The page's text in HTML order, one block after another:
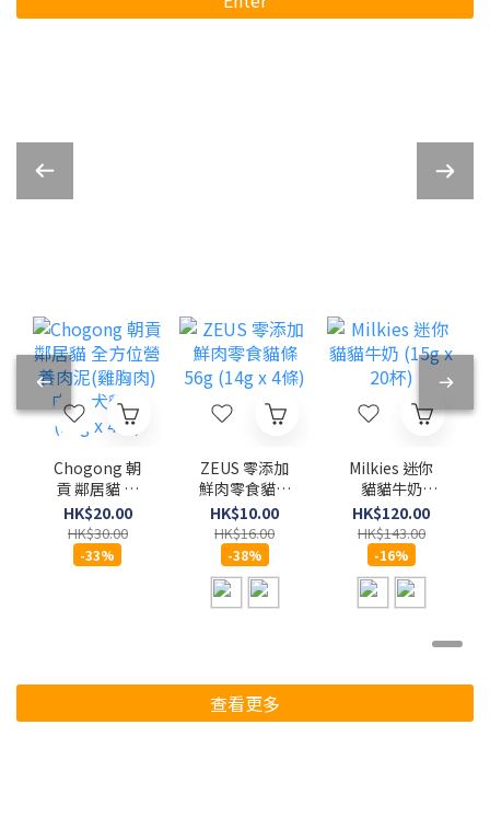
Chogong 朝
貢 鄰居貓 全
方位營養肉泥
(雞胸肉)肉泥
犬貓用 (10g x
4條)
HK$20.00
HK$30.00
-33%
ZEUS 零添加
鮮肉零食貓條
56g (14g x 4
條)
HK$10.00
HK$16.00
-38%
Milkies 迷你
貓貓牛奶
(15g x 20杯)
HK$120.00
HK$143.00
-16%
查看更多